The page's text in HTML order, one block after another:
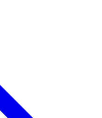
de 20 heures sur TF1